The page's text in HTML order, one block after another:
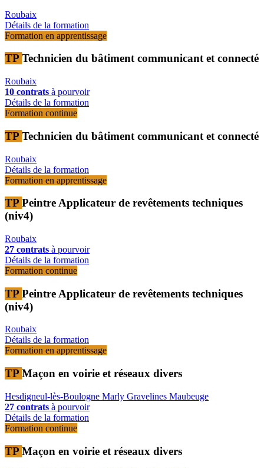
Roubaix
Détails de la formation
Formation en apprentissage
TP Technicien du bâtiment communicant et connecté
Roubaix
10 contrats à pourvoir
Détails de la formation
Formation continue
TP Technicien du bâtiment communicant et connecté
Roubaix
Détails de la formation
Formation en apprentissage
TP Peintre Applicateur de revêtements techniques
(niv4)
Roubaix
27 contrats à pourvoir
Détails de la formation
Formation continue
TP Peintre Applicateur de revêtements techniques
(niv4)
Roubaix
Détails de la formation
Formation en apprentissage
TP Maçon en voirie et réseaux divers
Hesdigneul-lès-Boulogne Marly Gravelines Maubeuge
27 contrats à pourvoir
Détails de la formation
Formation continue
TP Maçon en voirie et réseaux divers